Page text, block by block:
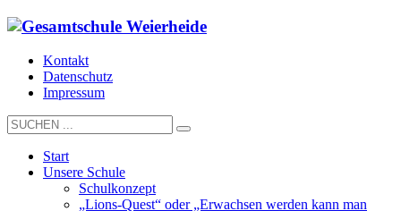
Kontakt
Datenschutz
Impressum
Start
Unsere Schule
Schulkonzept
„Lions-Quest“ oder „Erwachsen werden kann man